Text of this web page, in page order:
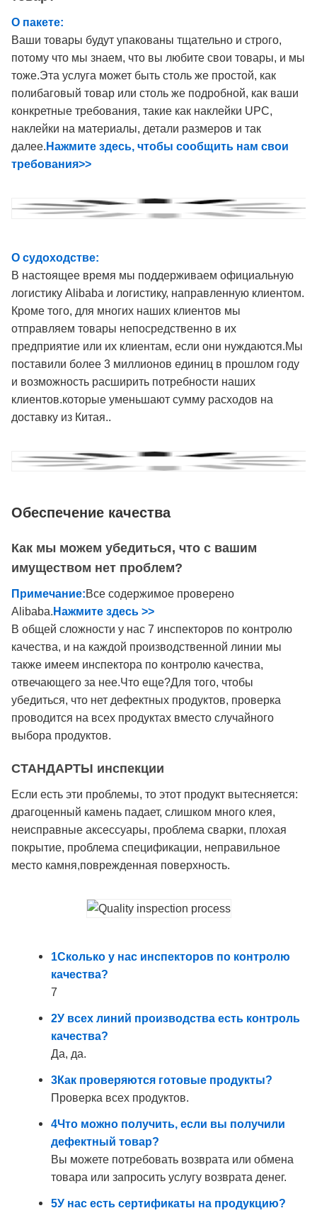
О пакете:
Ваши товары будут упакованы тщательно и строго,
потому что мы знаем, что вы любите свои товары, и мы
тоже.Эта услуга может быть столь же простой, как
полибаговый товар или столь же подробной, как ваши
конкретные требования, такие как наклейки UPC,
наклейки на материалы, детали размеров и так
далее.Нажмите здесь, чтобы сообщить нам свои
требования>>
О судоходстве:
В настоящее время мы поддерживаем официальную
логистику Alibaba и логистику, направленную клиентом.
Кроме того, для многих наших клиентов мы
отправляем товары непосредственно в их
предприятие или их клиентам, если они нуждаются.Мы
поставили более 3 миллионов единиц в прошлом году
и возможность расширить потребности наших
клиентов.которые уменьшают сумму расходов на
доставку из Китая..
Обеспечение качества
Как мы можем убедиться, что с вашим
имуществом нет проблем?
Примечание:Все содержимое проверено
Alibaba.Нажмите здесь >>
В общей сложности у нас 7 инспекторов по контролю
качества, и на каждой производственной линии мы
также имеем инспектора по контролю качества,
отвечающего за нее.Что еще?Для того, чтобы
убедиться, что нет дефектных продуктов, проверка
проводится на всех продуктах вместо случайного
выбора продуктов.
СТАНДАРТЫ инспекции
Если есть эти проблемы, то этот продукт вытесняется:
драгоценный камень падает, слишком много клея,
неисправные аксессуары, проблема сварки, плохая
покрытие, проблема спецификации, неправильное
место камня,поврежденная поверхность.
1Сколько у нас инспекторов по контролю
качества?
7
2У всех линий производства есть контроль
качества?
Да, да.
3Как проверяются готовые продукты?
Проверка всех продуктов.
4Что можно получить, если вы получили
дефектный товар?
Вы можете потребовать возврата или обмена
товара или запросить услугу возврата денег.
5У нас есть сертификаты на продукцию?